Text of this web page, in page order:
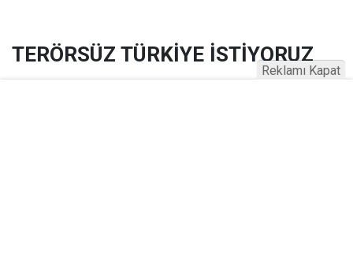
TERÖRSÜZ TÜRKİYE İSTİYORUZ
Reklamı Kapat